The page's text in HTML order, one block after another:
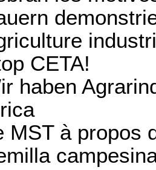
CETA!
haben
MST à propos